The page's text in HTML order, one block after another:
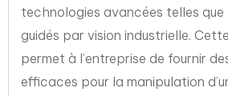
technologies avancées telles
guidés par vision industrielle.
permet à l’entreprise de fournir
efficaces pour la manipulation